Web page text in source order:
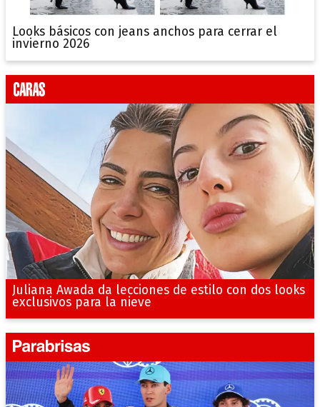
Looks básicos con jeans anchos para cerrar el
invierno 2026
Juliana Awada da lecciones de estilo con dos looks
exclusivos para la nieve